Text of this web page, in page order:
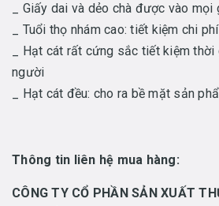
_ Giấy dai và dẻo chà được vào
_ Tuổi thọ nhám cao: tiết kiệm chi
_ Hạt cát rất cứng sắc tiết kiệm
người
_ Hạt cát đều: cho ra bề mặt sản
Thông tin liên hệ mua hàng:
CÔNG TY CỔ PHẦN SẢN XUẤT